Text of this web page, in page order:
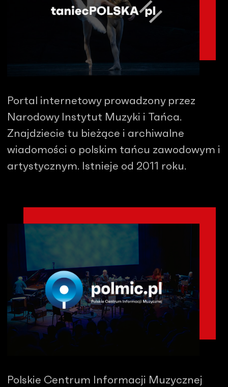
Portal internetowy prowadzony przez
Narodowy Instytut Muzyki i Tańca.
Znajdziecie tu bieżące i archiwalne
wiadomości o polskim tańcu zawodowym i
artystycznym. Istnieje od 2011 roku.
Polskie Centrum Informacji Muzycznej